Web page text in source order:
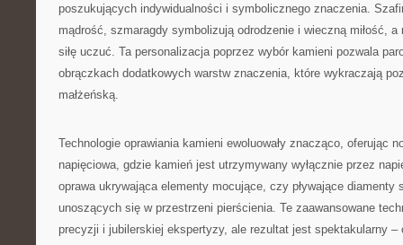
poszukujących indywidualności i symbolicznego znaczenia.
mądrość, szmaragdy symbolizują odrodzenie i wieczną miłość,
siłę uczuć. Ta personalizacja poprzez wybór kamieni pozwala
obrączkach dodatkowych warstw znaczenia, które wykraczają
małżeńską.
Technologie oprawiania kamieni ewoluowały znacząco, oferując
napięciowa, gdzie kamień jest utrzymywany wyłącznie przez
oprawa ukrywająca elementy mocujące, czy pływające diamenty
unoszących się w przestrzeni pierścienia. Te zaawansowane
precyzji i jubilerskiej ekspertyzy, ale rezultat jest spektakularny –